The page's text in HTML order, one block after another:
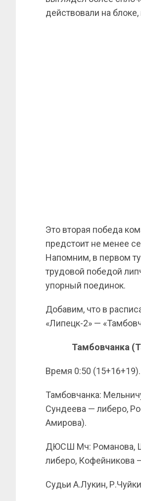
действовали на
Это вторая победа
предстоит не менее
Напомним, в первом
трудовой победой
упорный поединок.
Добавим, что в
«Липецк-2» —
Тамбовчанка
Время 0:50 (15+16+19).
Тамбовчанка:
Сундеева — либеро,
Амирова).
ДЮСШ Мч: Романова,
либеро, Кофейникова
Судьи А.Лукин,